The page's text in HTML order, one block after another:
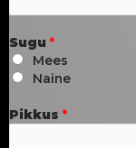
Sugu *
Mees
Naine
Pikkus *